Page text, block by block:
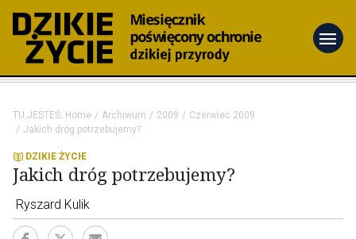
menu
TU JESTEŚ: Home Archiwum 2009
Czerwiec 2009
Jakich dróg potrzebujemy?
DZIKIE ŻYCIE
Jakich dróg potrzebujemy?
Ryszard Kulik